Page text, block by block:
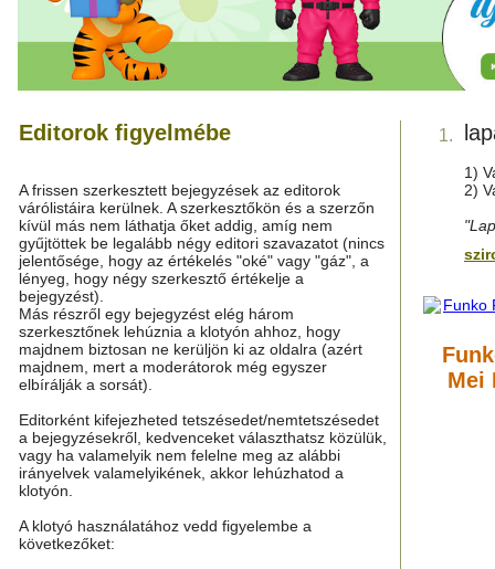
Editorok figyelmébe
A frissen szerkesztett bejegyzések az editorok
várólistáira kerülnek. A szerkesztőkön és a szerzőn
kívül más nem láthatja őket addig, amíg nem
gyűjtöttek be legalább négy editori szavazatot (nincs
jelentősége, hogy az értékelés "oké" vagy "gáz", a
lényeg, hogy négy szerkesztő értékelje a
bejegyzést).
Más részről egy bejegyzést elég három
szerkesztőnek lehúznia a klotyón ahhoz, hogy
majdnem biztosan ne kerüljön ki az oldalra (azért
majdnem, mert a moderátorok még egyszer
elbírálják a sorsát).
Editorként kifejezheted tetszésedet/nemtetszésedet
a bejegyzésekről, kedvenceket választhatsz közülük,
vagy ha valamelyik nem felelne meg az alábbi
irányelvek valamelyikének, akkor lehúzhatod a
klotyón.
A klotyó használatához vedd figyelembe a
következőket:
1.
1)
2)
Mei